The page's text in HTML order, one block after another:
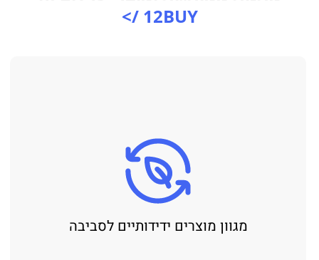
12BUY />
מגוון מוצרים ידידותיים לסביבה